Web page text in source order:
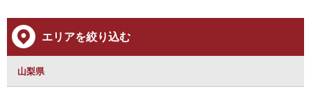
エリアを絞り込む
山梨県